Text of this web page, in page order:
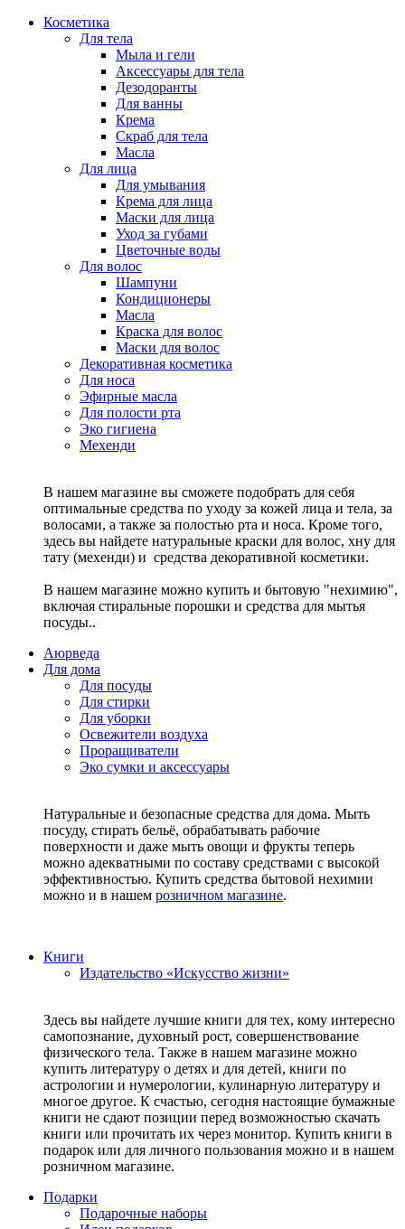
Косметика
Для тела
Мыла и гели
Аксессуары для тела
Дезодоранты
Для ванны
Крема
Скраб для тела
Масла
Для лица
Для умывания
Крема для лица
Маски для лица
Уход за губами
Цветочные воды
Для волос
Шампуни
Кондиционеры
Масла
Краска для волос
Маски для волос
Декоративная косметика
Для носа
Эфирные масла
Для полости рта
Эко гигиена
Мехенди
В нашем магазине вы сможете подобрать для себя
оптимальные средства по уходу за кожей лица и тела, за
волосами, а также за полостью рта и носа. Кроме того,
здесь вы найдете натуральные краски для волос, хну для
тату (мехенди) и средства декоративной косметики.
В нашем магазине можно купить и бытовую "нехимию",
включая стиральные порошки и средства для мытья
посуды..
Аюрведа
Для дома
Для посуды
Для стирки
Для уборки
Освежители воздуха
Проращиватели
Эко сумки и аксессуары
Натуральные и безопасные средства для дома. Мыть
посуду, стирать бельё, обрабатывать рабочие
поверхности и даже мыть овощи и фрукты теперь
можно адекватными по составу средствами с высокой
эффективностью. Купить средства бытовой нехимии
можно и в нашем розничном магазине.
Книги
Издательство «Искусство жизни»
Здесь вы найдете лучшие книги для тех, кому интересно
самопознание, духовный рост, совершенствование
физического тела. Также в нашем магазине можно
купить литературу о детях и для детей, книги по
астрологии и нумерологии, кулинарную литературу и
многое другое. К счастью, сегодня настоящие бумажные
книги не сдают позиции перед возможностью скачать
книги или прочитать их через монитор. Купить книги в
подарок или для личного пользования можно и в нашем
розничном магазине.
Подарки
Подарочные наборы